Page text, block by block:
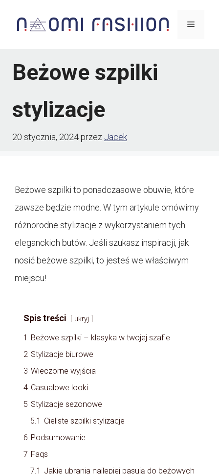
Menu
Beżowe szpilki
stylizacje
20 stycznia, 2024przez Jacek
Beżowe szpilki to ponadczasowe obuwie, które
zawsze będzie modne. W tym artykule omówimy
różnorodne stylizacje z wykorzystaniem tych
eleganckich butów. Jeśli szukasz inspiracji, jak
nosić beżowe szpilki, to jesteś we właściwym
miejscu!
Spis treści ukryj
1 Beżowe szpilki – klasyka w twojej szafie
2 Stylizacje biurowe
3 Wieczorne wyjścia
4 Casualowe looki
5 Stylizacje sezonowe
5.1 Cieliste szpilki stylizacje
6 Podsumowanie
7 Faqs
7.1 Jakie ubrania najlepiej pasują do beżowych